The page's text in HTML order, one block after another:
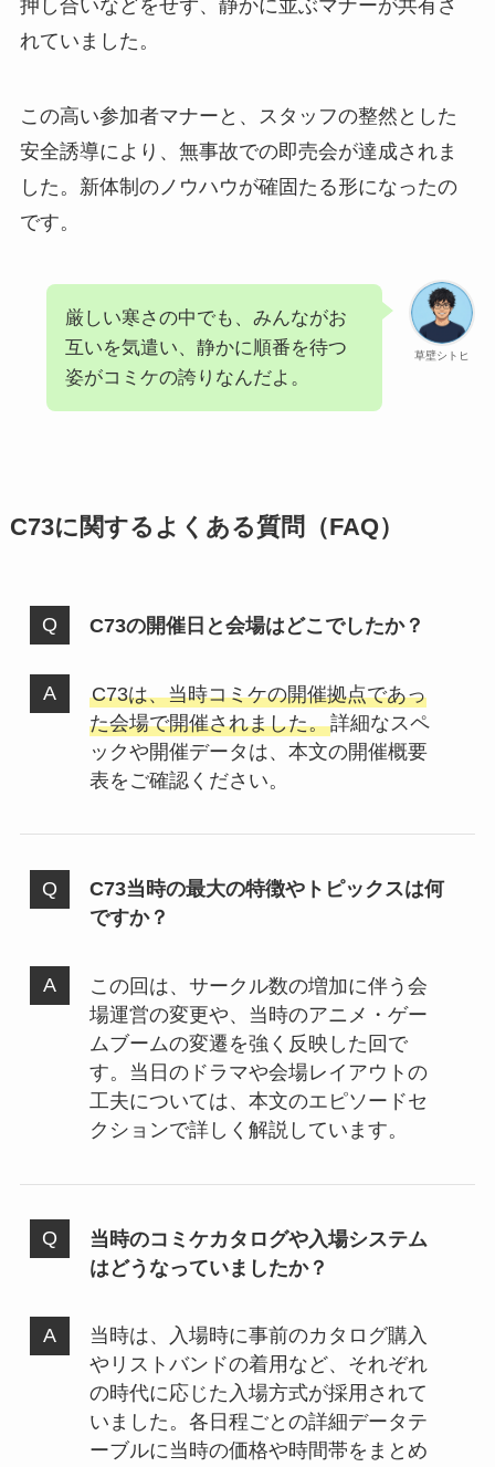
押し合いなどをせず、静かに並ぶマナーが共有さ
れていました。
この高い参加者マナーと、スタッフの整然とした
安全誘導により、無事故での即売会が達成されま
した。新体制のノウハウが確固たる形になったの
です。
草壁シトヒ
厳しい寒さの中でも、みんながお
互いを気遣い、静かに順番を待つ
姿がコミケの誇りなんだよ。
C73に関するよくある質問（FAQ）
C73の開催日と会場はどこでしたか？
C73は、当時コミケの開催拠点であっ
た会場で開催されました。詳細なスペ
ックや開催データは、本文の開催概要
表をご確認ください。
C73当時の最大の特徴やトピックスは何
ですか？
この回は、サークル数の増加に伴う会
場運営の変更や、当時のアニメ・ゲー
ムブームの変遷を強く反映した回で
す。当日のドラマや会場レイアウトの
工夫については、本文のエピソードセ
クションで詳しく解説しています。
当時のコミケカタログや入場システム
はどうなっていましたか？
当時は、入場時に事前のカタログ購入
やリストバンドの着用など、それぞれ
の時代に応じた入場方式が採用されて
いました。各日程ごとの詳細データテ
ーブルに当時の価格や時間帯をまとめ